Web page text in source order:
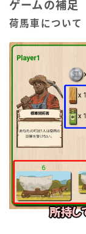
ゲームの補足
荷馬車について